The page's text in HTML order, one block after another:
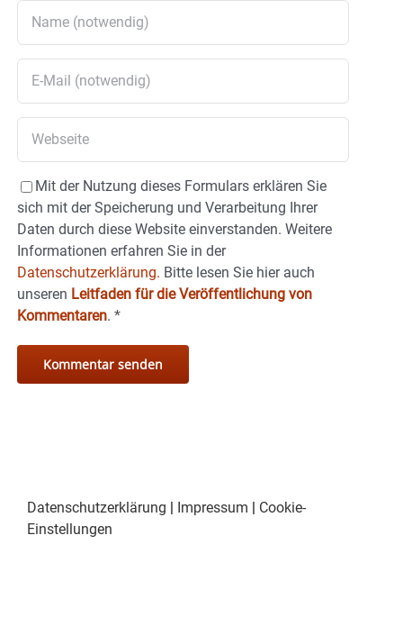
Mit der Nutzung dieses Formulars erklären Sie
sich mit der Speicherung und Verarbeitung Ihrer
Daten durch diese Website einverstanden. Weitere
Informationen erfahren Sie in der
Datenschutzerklärung. Bitte lesen Sie hier auch
unseren Leitfaden für die Veröffentlichung von
Kommentaren. *
Datenschutzerklärung | Impressum | Cookie-
Einstellungen